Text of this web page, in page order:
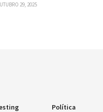
29, 2025
Política